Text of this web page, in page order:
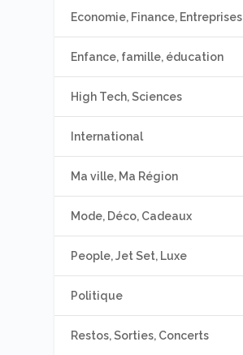
Economie, Finance, Entreprises
Enfance, famille, éducation
High Tech, Sciences
International
Ma ville, Ma Région
Mode, Déco, Cadeaux
People, Jet Set, Luxe
Politique
Restos, Sorties, Concerts